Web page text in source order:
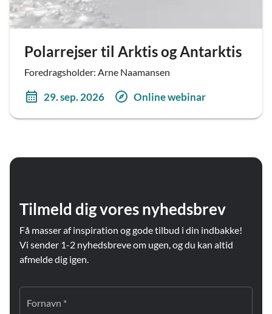
Polarrejser til Arktis og Antarktis
Foredragsholder: Arne Naamansen
29. sep. 2026 Online webinar
Tilmeld dig vores nyhedsbrev
Få masser af inspiration og gode tilbud i din indbakke!
Vi sender 1-2 nyhedsbreve om ugen, og du kan altid
afmelde dig igen.
Fornavn *